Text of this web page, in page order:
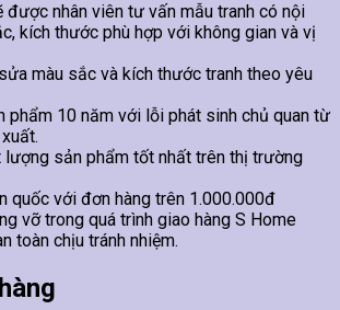
được nhân viên tư vấn mẫu tranh có nội
kích thước phù hợp với không gian và vị
màu sắc và kích thước tranh theo yêu
phẩm 10 năm với lỗi phát sinh chủ quan từ
lượng sản phẩm tốt nhất trên thị trường
quốc với đơn hàng trên 1.000.000đ
vỡ trong quá trình giao hàng S Home
toàn chịu tránh nhiệm.